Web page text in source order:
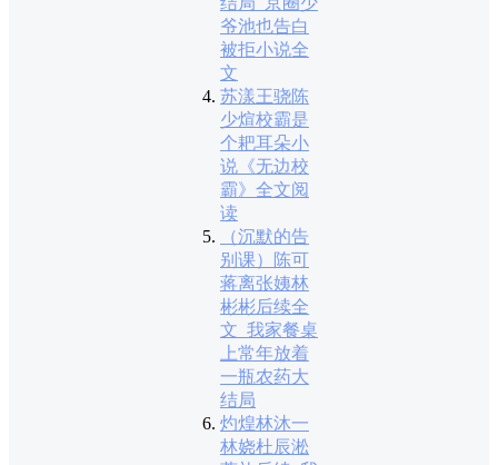
爷池也告白
被拒小说全
文
苏漾王骁陈
少煊校霸是
个耙耳朵小
说《无边校
霸》全文阅
读
（沉默的告
别课）陈可
蒋离张姨林
彬彬后续全
文_我家餐桌
上常年放着
一瓶农药大
结局
灼煌林沐一
林娆杜辰淞